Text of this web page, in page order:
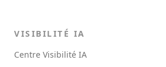
VISIBILITÉ IA
Centre Visibilité IA